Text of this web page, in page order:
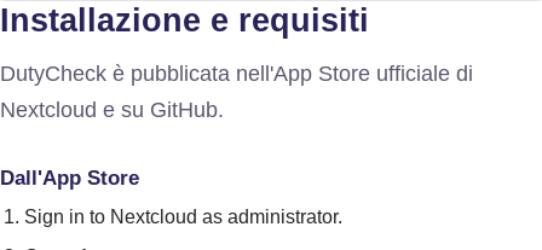
Installazione e requisiti
DutyCheck è pubblicata nell'App Store ufficiale di
Nextcloud e su GitHub.
Dall'App Store
Sign in to Nextcloud as administrator.